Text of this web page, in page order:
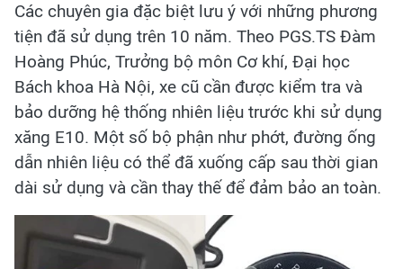
Các chuyên gia đặc biệt lưu ý với những phương
tiện đã sử dụng trên 10 năm. Theo PGS.TS Đàm
Hoàng Phúc, Trưởng bộ môn Cơ khí, Đại học
Bách khoa Hà Nội, xe cũ cần được kiểm tra và
bảo dưỡng hệ thống nhiên liệu trước khi sử dụng
xăng E10. Một số bộ phận như phớt, đường ống
dẫn nhiên liệu có thể đã xuống cấp sau thời gian
dài sử dụng và cần thay thế để đảm bảo an toàn.